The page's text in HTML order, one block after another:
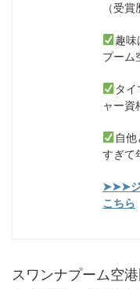
（受賞
趣味
プーム
タ
ャー資
自
すぎて
➤➤➤ジ
こちら
スワンナプーム空